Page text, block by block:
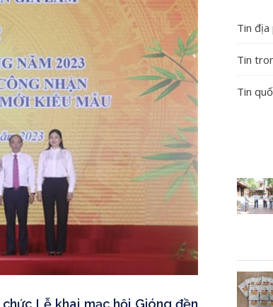
Lễ khai mạc hội Gióng đền
Tin
Tin
Tin